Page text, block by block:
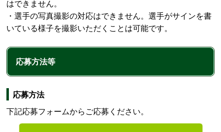
はできません。
・選手の写真撮影の対応はできません。選手がサインを書
いている様子を撮影いただくことは可能です。
応募方法等
応募方法
下記応募フォームからご応募ください。